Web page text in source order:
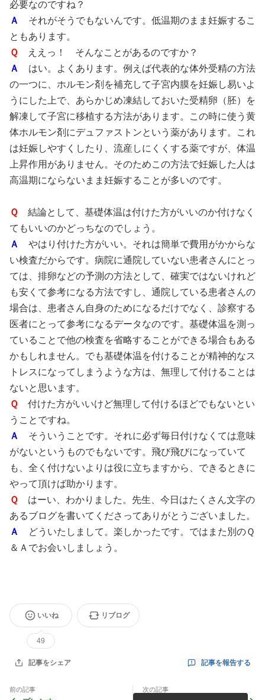
必要なのですね？
Ａ
それがそうでもないんです。低温期のまま妊娠するこ
ともあります。
Ｑ ええっ！ そんなことがあるのですか？
Ａ
はい。よくあります。例えば代表的な体外受精の方法
の一つに、ホルモン剤を補充して子宮内膜を妊娠し易いよ
うにした上で、あらかじめ凍結しておいた受精卵（胚）を
解凍して子宮に移植する方法があります。この時に使う黄
体ホルモン剤にデュファストンという薬があります。これ
は妊娠しやすくしたり、流産しにくくする薬ですが、体温
上昇作用がありません。そのためこの方法で妊娠した人は
高温期にならないまま妊娠することが多いのです。
Ｑ 結論として、基礎体温は付けた方がいいのか付けなく
てもいいのかどっちなのでしょう。
Ａ
やはり付けた方がいい。それは簡単で費用がかからな
い検査だからです。病院に通院していない患者さんにとっ
ては、排卵などの予測の方法として、確実ではないけれど
も安くて参考になる方法ですし、通院している患者さんの
場合は、患者さん自身のためになるだけでなく、診察する
医者にとって参考になるデータなのです。基礎体温を測っ
ていることで他の検査を省略することができる場合もある
かもしれません。でも基礎体温を付けることが精神的なス
トレスになってしまうような方は、無理して付けることは
ないと思います。
Ｑ 付けた方がいいけど無理して付けるほどでもないとい
うことですね。
Ａ
そういうことです。それに必ず毎日付けなくては意味
がないというものでもないです。飛び飛びになっていて
も、全く付けないよりは役に立ちますから、できるときに
やって頂けば助かります。
Ｑ はーい、わかりました。先生、今日はたくさん文字の
あるブログを書いてくださってありがとうございました。
Ａ
どういたしまして。楽しかったです。ではまた別のＱ
＆Ａでお会いしましょう。
いいね
49
リブログ
記事をシェア 記事を報告する
前の記事 次の記事